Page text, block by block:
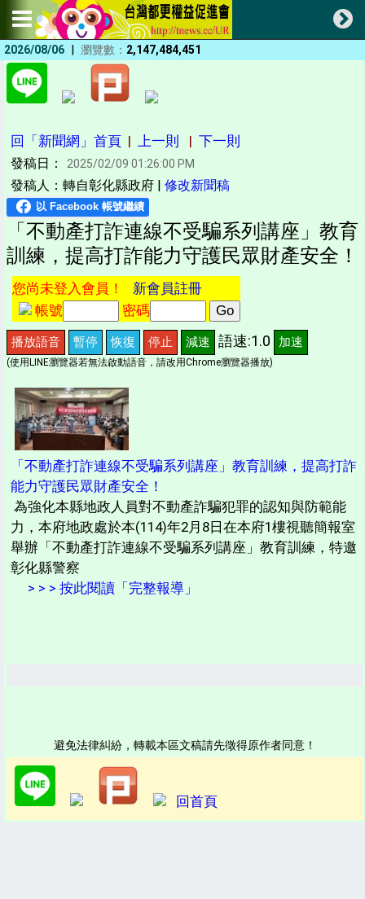
2026/08/06 | 瀏覽數： 2,147,484,451
回「新聞網」首頁 | 上一則 | 下一則
發稿日： 2025/02/09 01:26:00 PM
發稿人：轉自彰化縣政府 | 修改新聞稿
「不動產打詐連線不受騙系列講座」教育
訓練，提高打詐能力守護民眾財產安全！
您尚未登入會員！ 新會員註冊
帳號
密碼
播放語音 暫停 恢復 停止 減速 語速:1.0 加速
(使用LINE瀏覽器若無法啟動語音，請改用Chrome瀏覽器播放)
「不動產打詐連線不受騙系列講座」教育訓練，提高打詐
能力守護民眾財產安全！
為強化本縣地政人員對不動產詐騙犯罪的認知與防範能
力，本府地政處於本(114)年2月8日在本府1樓視聽簡報室
舉辦「不動產打詐連線不受騙系列講座」教育訓練，特邀
彰化縣警察
> > > 按此閱讀「完整報導」
避免法律糾紛，轉載本區文稿請先徵得原作者同意！
回首頁